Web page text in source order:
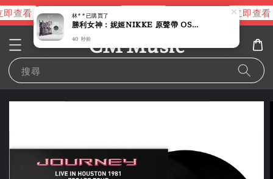
查看 進擊的巨人片頭曲 立即查看
CM Music
搜尋
林**已購買了
勝利女神：妮姬NIKKE 原聲帶 OST 【OVER ZONE｜大理石紋彩膠】（黑膠唱片 LP）
40 秒前